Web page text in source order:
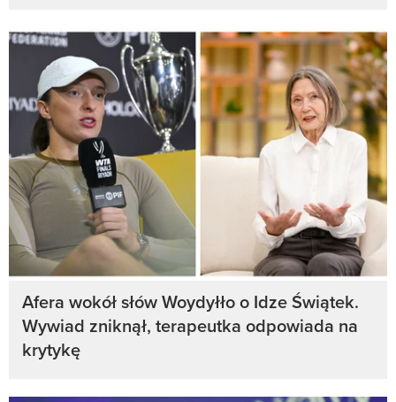
Afera wokół słów Woydyłło o Idze Świątek.
Wywiad zniknął, terapeutka odpowiada na
krytykę